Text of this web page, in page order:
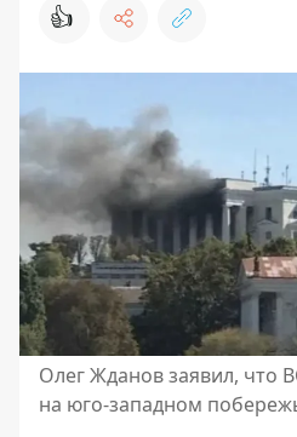
👍
Олег Жданов заявил, что
на юго-западном